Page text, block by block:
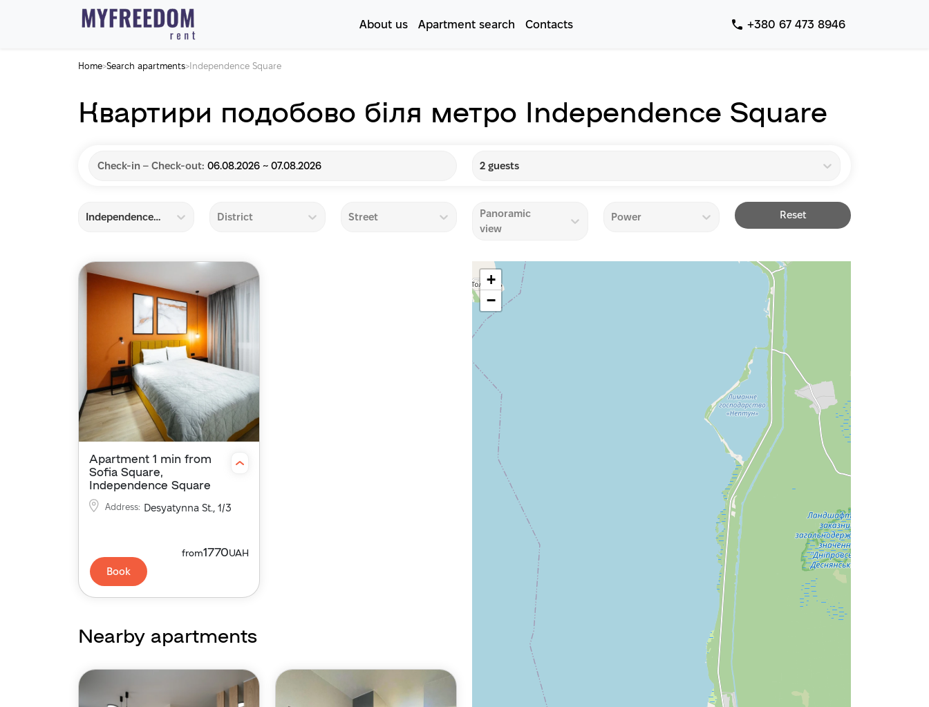
About us Apartment search Contacts +380 67 473 8946
Home>Search apartments> Independence Square
Квартири подобово біля метро Independence Square
Check-in – Check-out: 06.08.2026 ~ 07.08.2026 2 guests
Independence Square District Street
Panoramic
view
Power Reset
Apartment 1 min from
Sofia Square,
Independence Square
Address: Desyatynna St., 1/3
from1770UAH
Book
Nearby apartments
+
−